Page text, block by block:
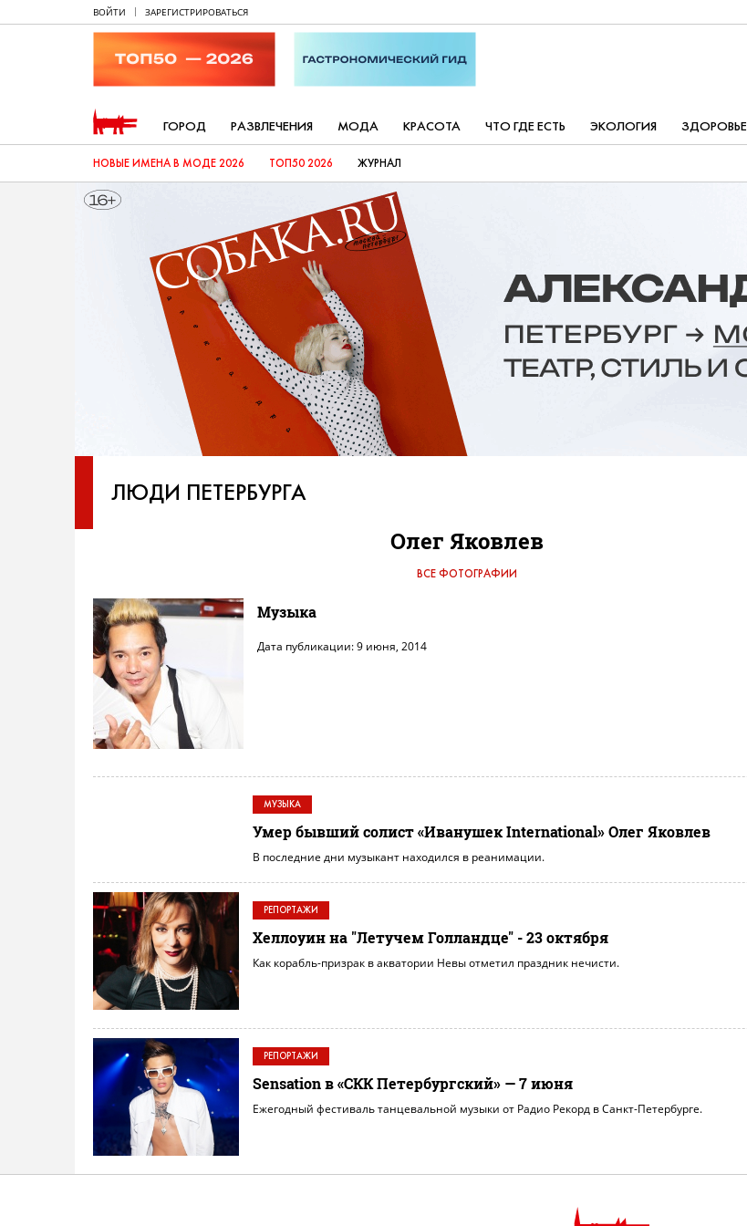
ВОЙТИ ЗАРЕГИСТРИРОВАТЬСЯ
ГОРОД РАЗВЛЕЧЕНИЯ МОДА КРАСОТА ЧТО ГДЕ ЕСТЬ ЭКОЛОГИЯ ЗДОРОВЬЕ
НОВЫЕ ИМЕНА В МОДЕ 2026 ТОП50 2026 ЖУРНАЛ
ЛЮДИ ПЕТЕРБУРГА
Олег Яковлев
ВСЕ ФОТОГРАФИИ
Музыка
Дата публикации: 9 июня, 2014
МУЗЫКА
Умер бывший солист «Иванушек International» Олег Яковлев
В последние дни музыкант находился в реанимации.
РЕПОРТАЖИ
Хеллоуин на "Летучем Голландце" - 23 октября
Как корабль-призрак в акватории Невы отметил праздник нечисти.
РЕПОРТАЖИ
Sensation в «СКК Петербургский» — 7 июня
Eжегодный фестиваль танцевальной музыки от Радио Рекорд в Санкт-Петербурге.